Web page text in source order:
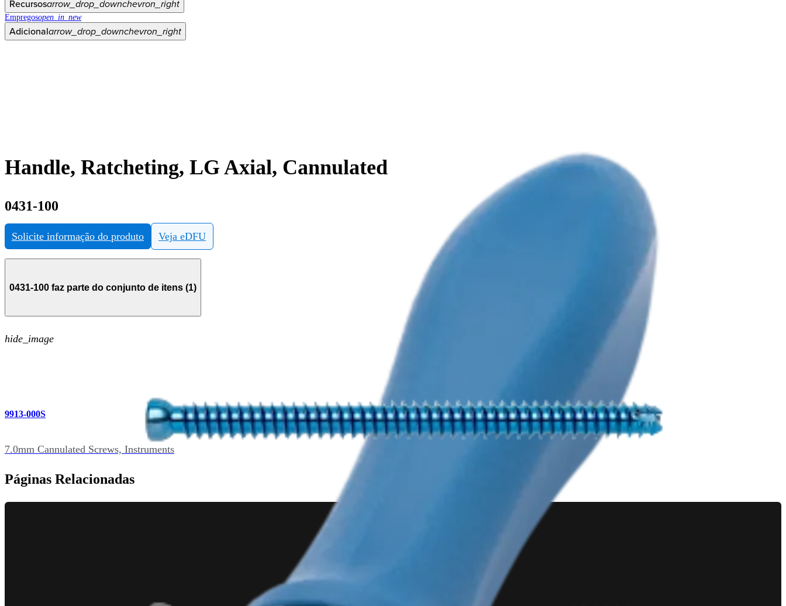
Recursosarrow_drop_downchevron_right
Empregosopen_in_new
Adicionalarrow_drop_downchevron_right
Handle, Ratcheting, LG Axial, Cannulated
0431-100
Solicite informação do produto Veja eDFU
0431-100 faz parte do conjunto de itens (1)
hide_image
9913-000S
7.0mm Cannulated Screws, Instruments
Páginas Relacionadas